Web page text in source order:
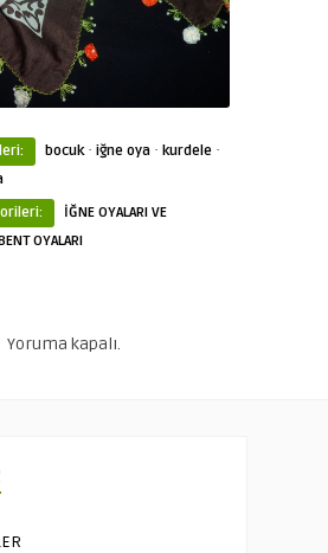
bocuk· iğne oya · kurdele ·
İĞNE OYALARI VE
OYALARI
Yoruma kapalı.